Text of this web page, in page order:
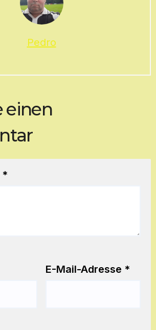
Pedro
einen
*
E-Mail-Adresse *